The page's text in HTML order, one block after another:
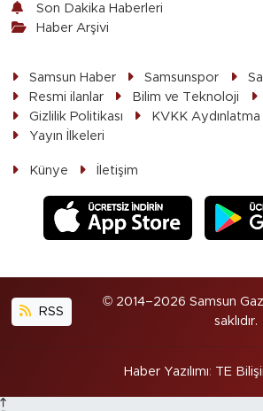
Son Dakika Haberleri
Haber Arşivi
Samsun Haber Samsunspor
Resmi ilanlar
Bilim ve Teknoloji
Gizlilik Politikası
KVKK
Yayın İlkeleri
Künye İletişim
RSS
© 2014–2026 Samsun
saklıdır.
Haber Yazılımı: TE